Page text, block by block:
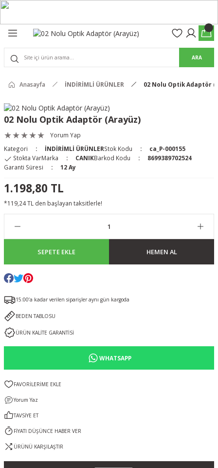
Pro Pantolon
Pantolon
& Kalkanlar
Well) ve Arka Kabzalar
ARA
Anasayfa İNDİRİMLİ ÜRÜNLER 02 Nolu Optik Adaptör
02 Nolu Optik Adaptör (Arayüz)
Yorum Yap
Kategori
İNDİRİMLİ ÜRÜNLERStok Kodu
ca_P-000155
Stokta VarMarka CANIKBarkod Kodu
8699389702524
Garanti Süresi
12 Ay
1.198,80 TL
*119,24 TL den başlayan taksitlerle!
SEPETE EKLE HEMEN AL
15:00’a kadar verilen siparişler aynı gün kargoda
BEDEN TABLOSU
ÜRÜN KALİTE GARANTİSİ
WHATSAPP
Yorum Yaz
TAVSİYE ET
FİYATI DÜŞÜNCE HABER VER
ÜRÜNÜ KARŞILAŞTIR